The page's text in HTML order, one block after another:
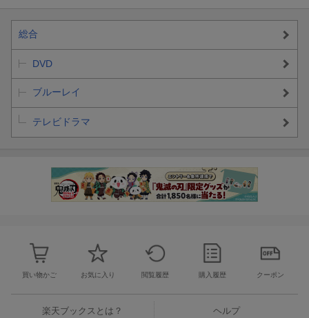
総合
DVD
ブルーレイ
テレビドラマ
買い物かご お気に入り 閲覧履歴 購入履歴 クーポン
楽天ブックスとは？ ヘルプ